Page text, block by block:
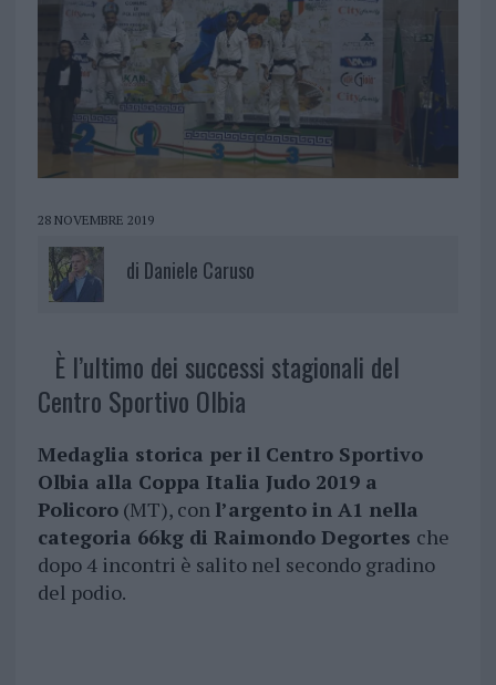
28 NOVEMBRE 2019
di Daniele Caruso
È l’ultimo dei successi stagionali del
Centro Sportivo Olbia
Medaglia storica per il Centro Sportivo
Olbia alla Coppa Italia Judo 2019 a
Policoro(MT), con l’argento in A1 nella
categoria 66kg di Raimondo Degortes che
dopo 4 incontri è salito nel secondo gradino
del podio.